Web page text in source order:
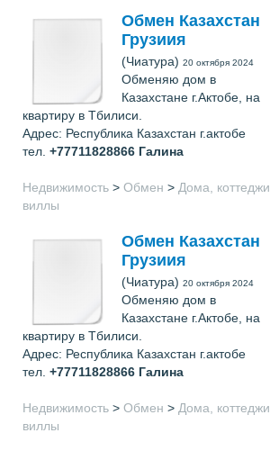
Обмен Казахстан
Грузиия
(Чиатура) 20 октября 2024
Обменяю дом в
Казахстане г.Актобе, на
квартиру в Тбилиси.
Адрес: Республика Казахстан г.актобе
тел. +77711828866 Галина
Недвижимость > Обмен > Дома, коттеджи,
виллы
Обмен Казахстан
Грузиия
(Чиатура) 20 октября 2024
Обменяю дом в
Казахстане г.Актобе, на
квартиру в Тбилиси.
Адрес: Республика Казахстан г.актобе
тел. +77711828866 Галина
Недвижимость > Обмен > Дома, коттеджи,
виллы